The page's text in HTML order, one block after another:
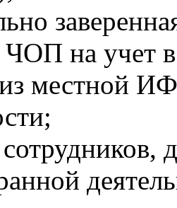
ЧОП на учет
местной